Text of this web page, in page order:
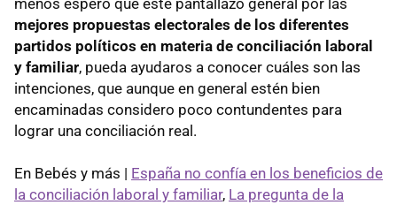
menos espero que este pantallazo general por las
mejores propuestas electorales de los diferentes
partidos políticos en materia de conciliación laboral
y familiar, pueda ayudaros a conocer cuáles son las
intenciones, que aunque en general estén bien
encaminadas considero poco contundentes para
lograr una conciliación real.
En Bebés y más | España no confía en los beneficios de
la conciliación laboral y familiar, La pregunta de la